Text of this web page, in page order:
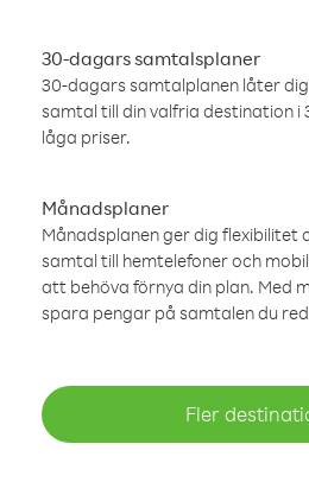
30-dagars samtalsplaner
30-dagars samtalplanen låter
samtal till din valfria destination i
låga priser.
Månadsplaner
Månadsplanen ger dig
samtal till hemtelefoner och
att behöva förnya din plan. Med
spara pengar på samtalen du
Fler